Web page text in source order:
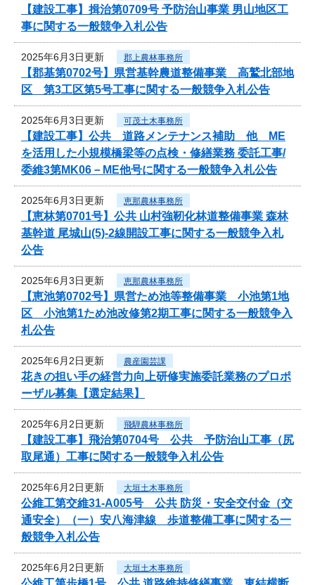
【建設工事】揖治第0709号 予防治山事業 男山地区工
事に関する一般競争入札公告
2025年6月3日更新 郡上農林事務所
【郡基第0702号】県営基幹農道整備事業 高鷲北部地
区 第3工区第5号工事に関する一般競争入札公告
2025年6月3日更新 可茂土木事務所
【建設工事】公共 道路メンテナンス補助 他 ME
を活用した小規模橋梁等の点検・修繕業務 委託工事/
委維3第MK06－ME他号に関する一般競争入札公告
2025年6月3日更新 恵那農林事務所
【恵林第0701号】公共 山村強靭化林道整備事業 森林
基幹道 尾城山(5)-2線開設工事に関する一般競争入札
公告
2025年6月3日更新 恵那農林事務所
【恵池第0702号】県営ため池等整備事業 小池第1地
区 小池第1ため池改修第2期工事に関する一般競争入
札公告
2025年6月2日更新 農産園芸課
花きの担い手の経営力向上研修実施委託業務のプロポ
ーザル募集【選定結果】
2025年6月2日更新 飛騨農林事務所
【建設工事】飛治第0704号 公共 予防治山工事（尻
取尾通）工事に関する一般競争入札公告
2025年6月2日更新 大垣土木事務所
公維工第交維31-A005号 公共 防災・安全交付金（交
通安全）（一）安八海津線 歩道整備工事に関する一
般競争入札公告
2025年6月2日更新 大垣土木事務所